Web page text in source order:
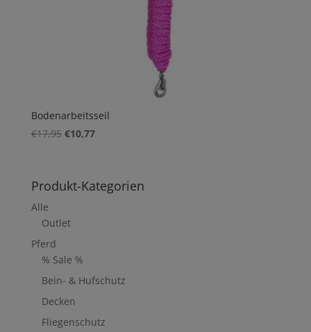
Bodenarbeitsseil
€17,95 Ursprünglicher
€17,95
€10,77Aktueller
€10,77.
Produkt-Kategorien
Alle
Outlet
Pferd
% Sale %
Bein- & Hufschutz
Decken
Fliegenschutz